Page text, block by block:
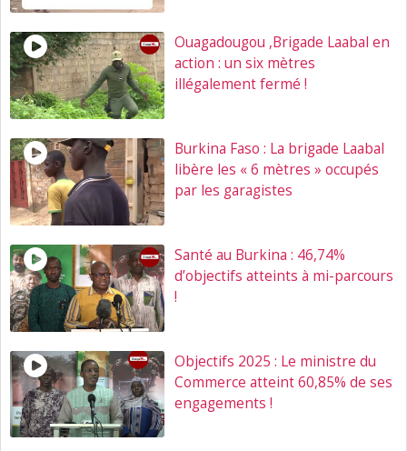
Ouagadougou ,Brigade Laabal en
action : un six mètres
illégalement fermé !
Burkina Faso : La brigade Laabal
libère les « 6 mètres » occupés
par les garagistes
Santé au Burkina : 46,74%
d’objectifs atteints à mi-parcours
!
Objectifs 2025 : Le ministre du
Commerce atteint 60,85% de ses
engagements !